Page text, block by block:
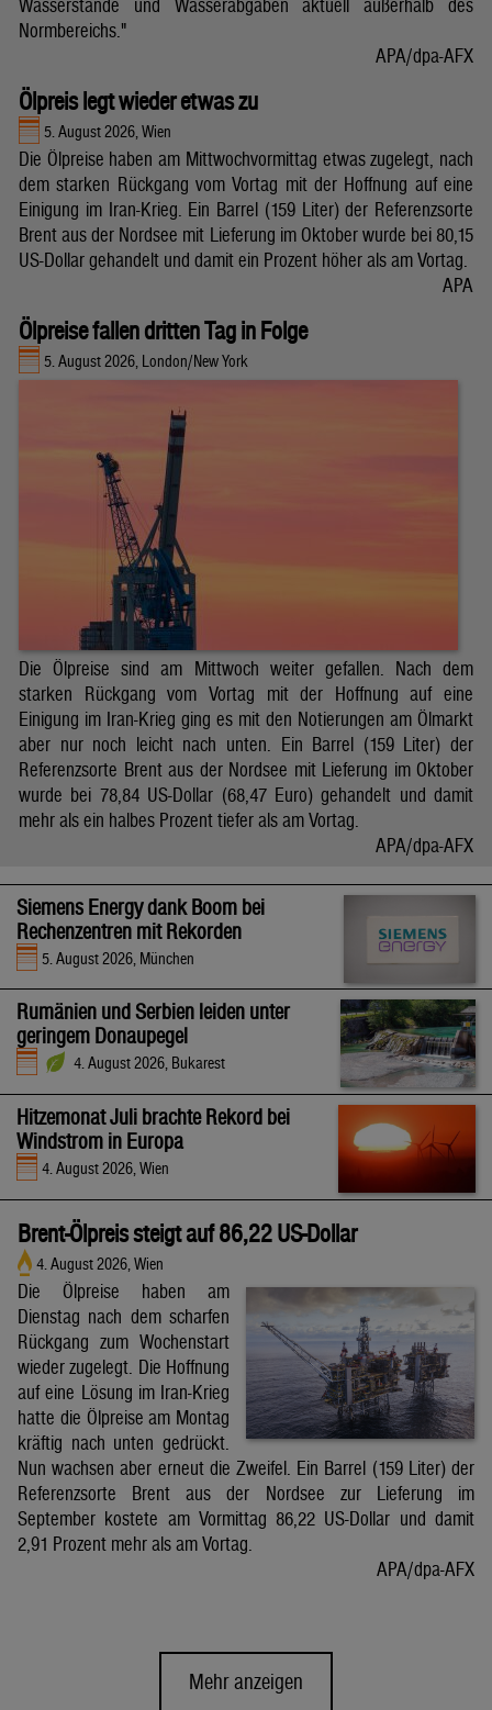
Wasserstände und Wasserabgaben aktuell außerhalb des
Normbereichs."
APA/dpa-AFX
Ölpreis legt wieder etwas zu
5. August 2026, Wien
Die Ölpreise haben am Mittwochvormittag etwas zugelegt, nach
dem starken Rückgang vom Vortag mit der Hoffnung auf eine
Einigung im Iran-Krieg. Ein Barrel (159 Liter) der Referenzsorte
Brent aus der Nordsee mit Lieferung im Oktober wurde bei 80,15
US-Dollar gehandelt und damit ein Prozent höher als am Vortag.
APA
Ölpreise fallen dritten Tag in Folge
5. August 2026, London/New York
Die Ölpreise sind am Mittwoch weiter gefallen. Nach dem
starken Rückgang vom Vortag mit der Hoffnung auf eine
Einigung im Iran-Krieg ging es mit den Notierungen am Ölmarkt
aber nur noch leicht nach unten. Ein Barrel (159 Liter) der
Referenzsorte Brent aus der Nordsee mit Lieferung im Oktober
wurde bei 78,84 US-Dollar (68,47 Euro) gehandelt und damit
mehr als ein halbes Prozent tiefer als am Vortag.
APA/dpa-AFX
Siemens Energy dank Boom bei
Rechenzentren mit Rekorden
5. August 2026, München
Rumänien und Serbien leiden unter
geringem Donaupegel
4. August 2026, Bukarest
Hitzemonat Juli brachte Rekord bei
Windstrom in Europa
4. August 2026, Wien
Brent-Ölpreis steigt auf 86,22 US-Dollar
4. August 2026, Wien
Die Ölpreise haben am
Dienstag nach dem scharfen
Rückgang zum Wochenstart
wieder zugelegt. Die Hoffnung
auf eine Lösung im Iran-Krieg
hatte die Ölpreise am Montag
kräftig nach unten gedrückt.
Nun wachsen aber erneut die Zweifel. Ein Barrel (159 Liter) der
Referenzsorte Brent aus der Nordsee zur Lieferung im
September kostete am Vormittag 86,22 US-Dollar und damit
2,91 Prozent mehr als am Vortag.
APA/dpa-AFX
Mehr anzeigen